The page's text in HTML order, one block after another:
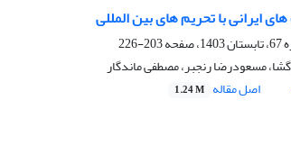
ایرانی با تحریم‏ های بین‏ المللی
203-226
مسعودرضا رنجبر، مصطفی ماندگار
اصل مقاله 1.24 M